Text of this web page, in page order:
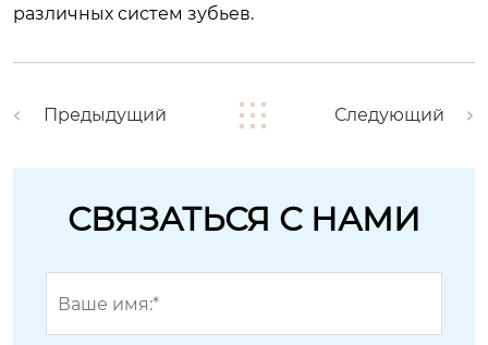
различных систем зубьев.
Предыдущий Следующий
СВЯЗАТЬСЯ С НАМИ